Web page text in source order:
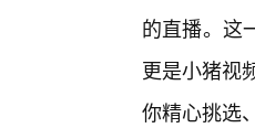
的直播。这
更是小猪视
你精心挑选